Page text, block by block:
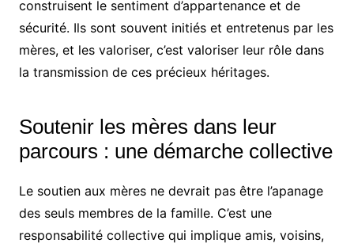
construisent le sentiment d’appartenance et de
sécurité. Ils sont souvent initiés et entretenus par les
mères, et les valoriser, c’est valoriser leur rôle dans
la transmission de ces précieux héritages.
Soutenir les mères dans leur
parcours : une démarche collective
Le soutien aux mères ne devrait pas être l’apanage
des seuls membres de la famille. C’est une
responsabilité collective qui implique amis, voisins,